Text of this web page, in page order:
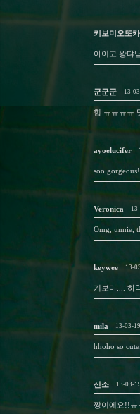
키보미오또카
아이고 왕댜
군군군 13-
힝 ㅠㅠㅠㅠ
ayoelucifer
soo
Veronica
Omg, unnie,
keywee 13-
기보마.... 하
mila 13-03-
hhoho so cute..
산소 13-03-
짱이에요!!ㅠ